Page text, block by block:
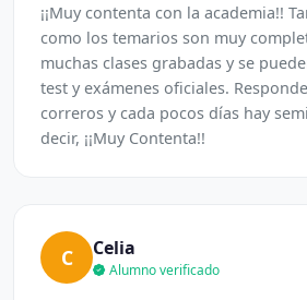
¡¡Muy contenta con la academia!!
como los temarios son muy
muchas clases grabadas y se
test y exámenes oficiales.
correros y cada pocos días hay
decir, ¡¡Muy Contenta!!
C Celia
Alumno verificado